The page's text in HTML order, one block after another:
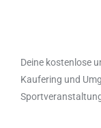
Deine kostenlose
Kaufering und